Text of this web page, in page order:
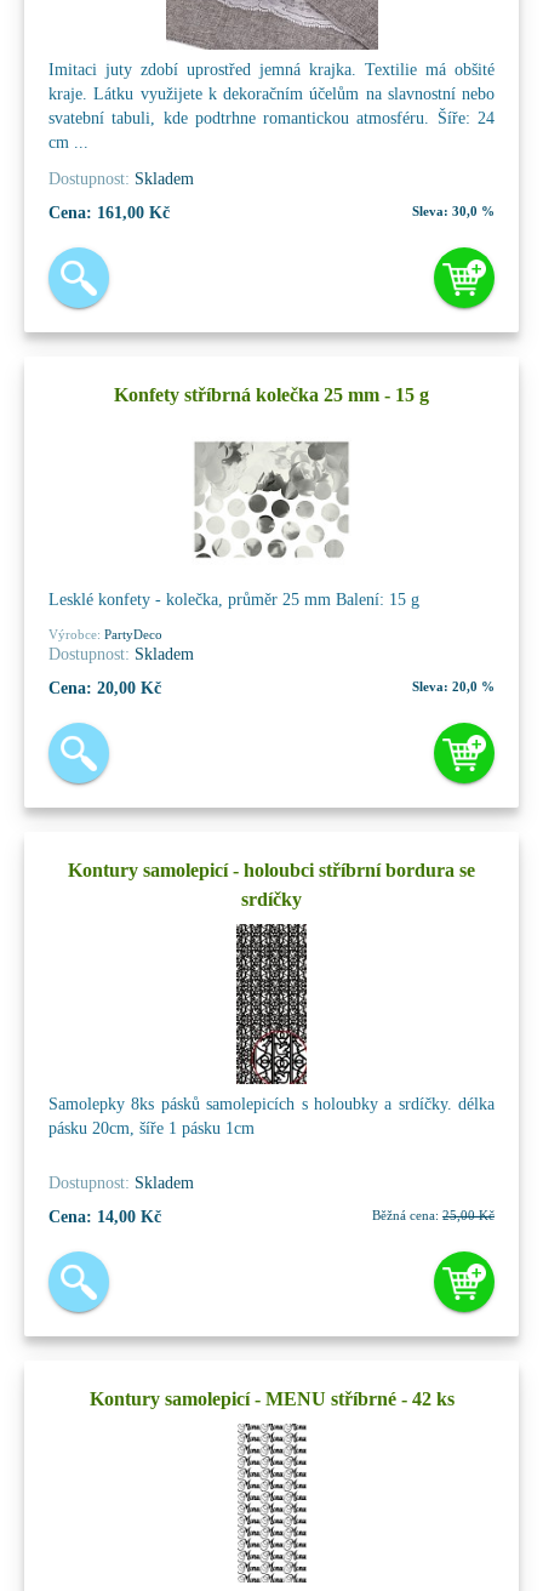
Imitaci juty zdobí uprostřed jemná krajka. Textilie má obšité
kraje. Látku využijete k dekoračním účelům na slavnostní nebo
svatební tabuli, kde podtrhne romantickou atmosféru. Šíře: 24
cm ...
Dostupnost: Skladem
Cena: 161,00 Kč Sleva: 30,0 %
Konfety stříbrná kolečka 25 mm - 15 g
Lesklé konfety - kolečka, průměr 25 mm Balení: 15 g
Výrobce: PartyDeco
Dostupnost: Skladem
Cena: 20,00 Kč Sleva: 20,0 %
Kontury samolepicí - holoubci stříbrní bordura se
srdíčky
Samolepky 8ks pásků samolepicích s holoubky a srdíčky. délka
pásku 20cm, šíře 1 pásku 1cm
Dostupnost: Skladem
Cena: 14,00 Kč Běžná cena: 25,00 Kč
Kontury samolepicí - MENU stříbrné - 42 ks